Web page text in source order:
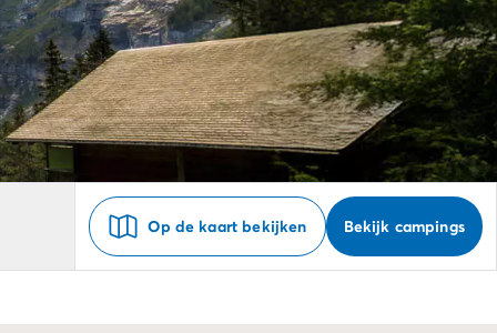
Op de kaart bekijken Bekijk campings